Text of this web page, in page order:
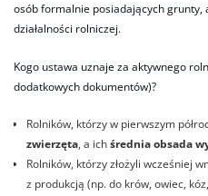
osób formalnie posiadających grunty,
działalności rolniczej.
Kogo ustawa uznaje za aktywnego
dodatkowych dokumentów)?
Rolników, którzy w pierwszym
zwierzęta, a ichśrednia obsada
Rolników, którzy złożyli wcześniej
z produkcją (np. do krów, owiec,